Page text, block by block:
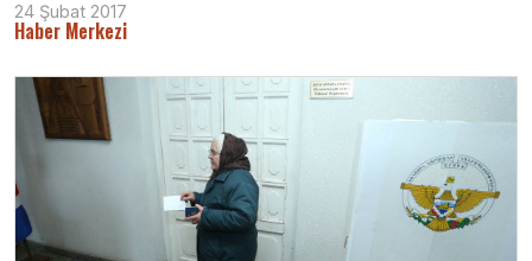
24 Şubat 2017
Haber Merkezi